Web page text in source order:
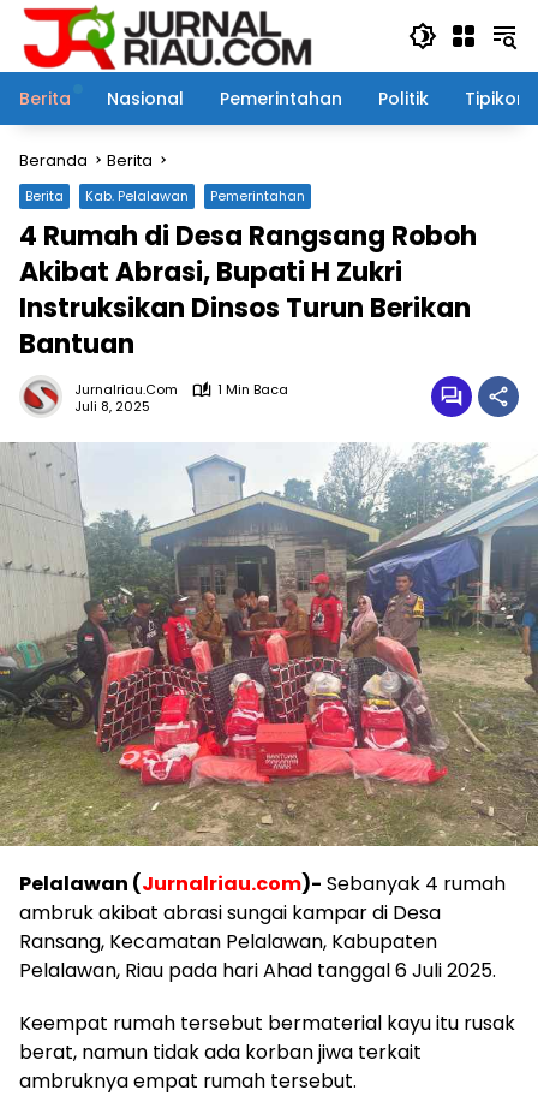
Langsung
konten
Berita
Nasional Pemerintahan Politik Tipikor
Beranda Berita
Berita Kab. Pelalawan Pemerintahan
4 Rumah di Desa Rangsang Roboh
Akibat Abrasi, Bupati H Zukri
Instruksikan Dinsos Turun Berikan
Bantuan
Jurnalriau.com
1 Min Baca
Juli 8, 2025
Pelalawan (Jurnalriau.com)- Sebanyak 4 rumah
ambruk akibat abrasi sungai kampar di Desa
Ransang, Kecamatan Pelalawan, Kabupaten
Pelalawan, Riau pada hari Ahad tanggal 6 Juli 2025.
Keempat rumah tersebut bermaterial kayu itu rusak
berat, namun tidak ada korban jiwa terkait
ambruknya empat rumah tersebut.